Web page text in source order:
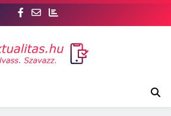
juthatsz! tt, a legfrissebb hírek mellett a
is számít. Szavazz, vitázz, és